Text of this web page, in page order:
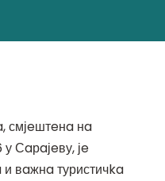
смјeштeнa нa
Сaрaјeву, јe
вaжнa туристичka